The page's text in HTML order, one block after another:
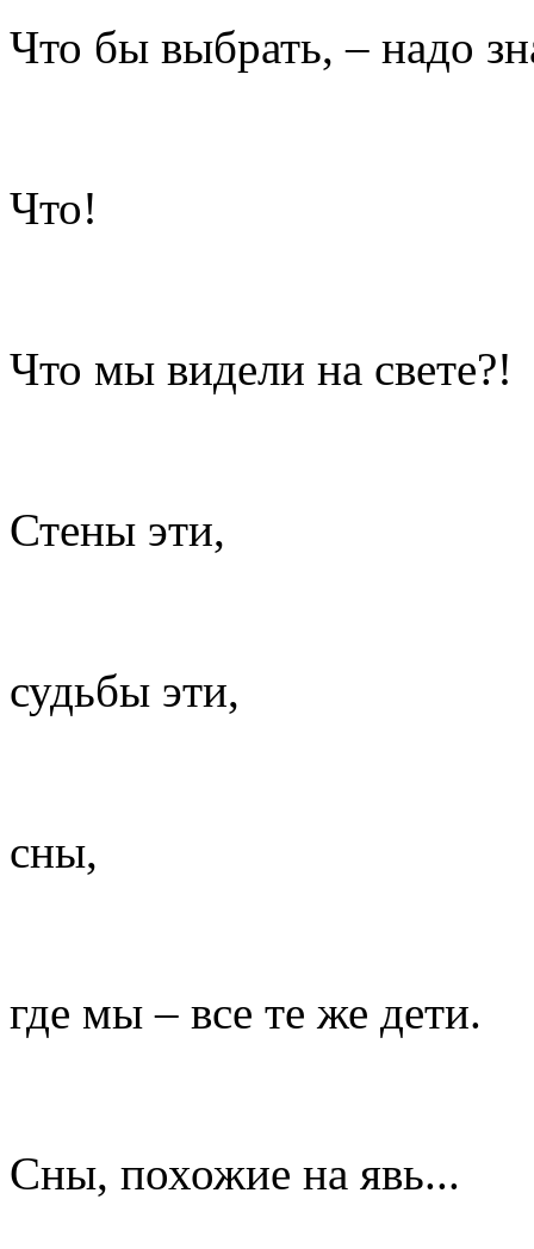
Что бы выбрать, – надо
Что!
Что мы видели на свете?!
Стены эти,
судьбы эти,
сны,
где мы – все те же дети.
Сны, похожие на явь...